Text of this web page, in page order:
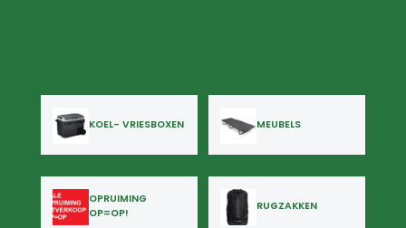
KOEL- VRIESBOXEN MEUBELS
OPRUIMING
OP=OP!
RUGZAKKEN